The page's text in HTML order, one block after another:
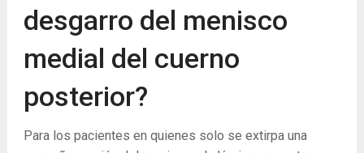
desgarro del menisco
medial del cuerno
posterior?
Para los pacientes en quienes solo se extirpa una